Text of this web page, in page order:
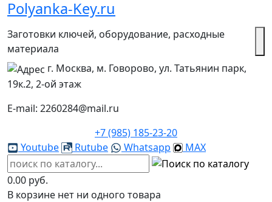
Polyanka-Key.ru
Заготовки ключей, оборудование, расходные
материала
г. Москва, м. Говорово, ул. Татьянин парк,
19к.2, 2-ой этаж
E-mail: 2260284@mail.ru
+7 (985) 185-23-20
Youtube
Rutube Whatsapp MAX
0.00 руб.
В корзине нет ни одного товара